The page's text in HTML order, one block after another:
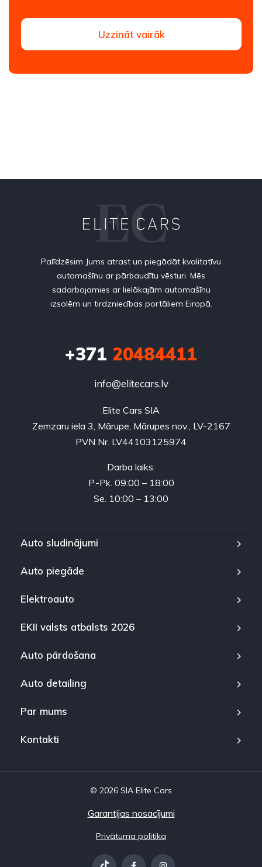
Uzzināt vairāk
Palīdzēsim Jums atrast un piegādāt kvalitatīvu
automašīnu ar pārbaudītu vēsturi. Mēs
sadarbojamies ar lielākajām automašīnu
izsolēm un tirdzniecības portāliem Eiropā.
+371 20484411
info@elitecars.lv
Elite Cars SIA
Zemzaru iela 3, Mārupe, Mārupes nov., LV-2167
PVN Nr. LV44103125974
Darba laiks:
P.-Pk. 09:00 – 18:00
Se. 10:00 – 13:00
Auto sludinājumi
Auto piegāde
Elektroauto
EKII valsts atbalsts 2026
Auto pārdošana
Auto detailing
Par mums
Kontakti
© 2026 SIA Elite Cars
Garantijas nosacījumi
Privātuma politika